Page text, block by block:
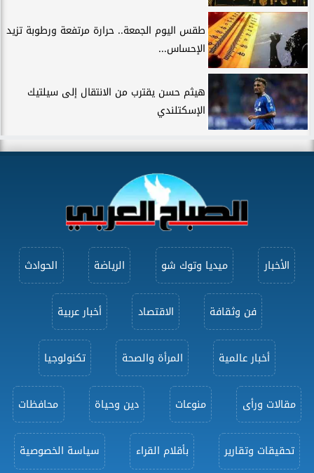
طقس اليوم الجمعة.. حرارة مرتفعة ورطوبة تزيد
الإحساس...
هيثم حسن يقترب من الانتقال إلى سيلتيك
الإسكتلندي
الأخبار ميديا وتوك شو الرياضة الحوادث
فن وثقافة الاقتصاد أخبار عربية
أخبار عالمية المرأة والصحة تكنولوجيا
مقالات ورأى منوعات دين وحياة محافظات
تحقيقات وتقارير بأقلام القراء سياسة الخصوصية